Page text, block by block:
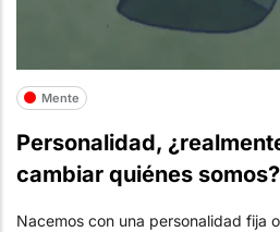
Mente
Personalidad,
cambiar quiénes somos?
Nacemos con una personalidad fija